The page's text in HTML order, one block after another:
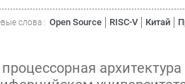
слова : Open Source RISC-V Китай